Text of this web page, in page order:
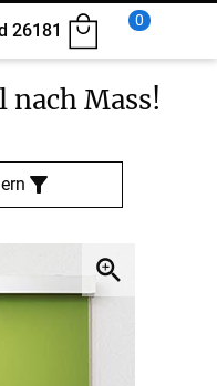
26181
0
Mass!